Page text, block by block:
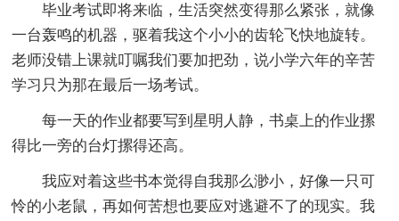
毕业考试即将来临，生活突然变得那么紧张，就像
一台轰鸣的机器，驱着我这个小小的齿轮飞快地旋转。
老师没错上课就叮嘱我们要加把劲，说小学六年的辛苦
学习只为那在最后一场考试。
每一天的作业都要写到星明人静，书桌上的作业摞
得比一旁的台灯摞得还高。
我应对着这些书本觉得自我那么渺小，好像一只可
怜的小老鼠，再如何苦想也要应对逃避不了的现实。我